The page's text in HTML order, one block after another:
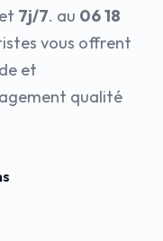
et 7j/7. au 06 18
vous offrent
et
qualité